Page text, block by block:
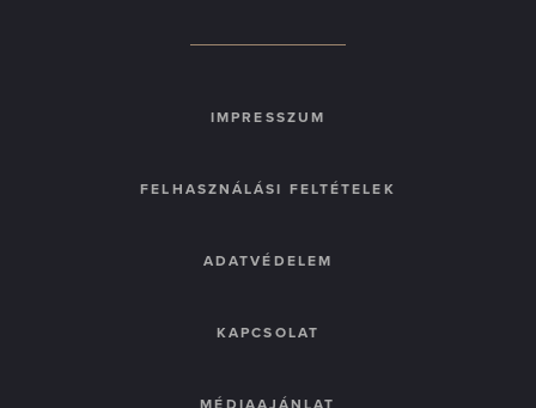
IMPRESSZUM
FELHASZNÁLÁSI FELTÉTELEK
ADATVÉDELEM
KAPCSOLAT
MÉDIAAJÁNLAT